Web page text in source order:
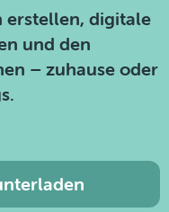
erstellen, digitale
und den
– zuhause oder